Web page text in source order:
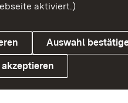
aktiviert.)
Auswahl